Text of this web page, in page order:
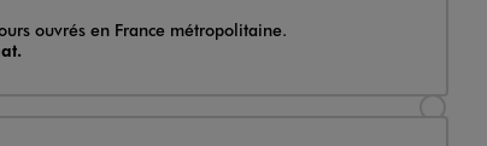
ouvrés en France métropolitaine.